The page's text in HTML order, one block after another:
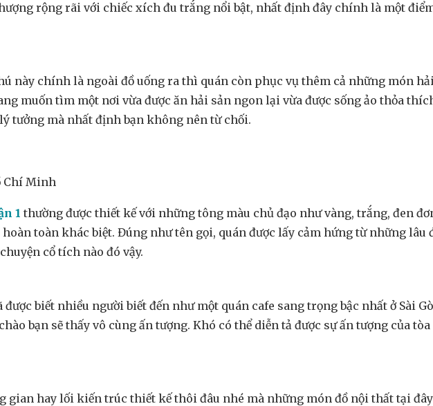
rộng rãi với chiếc xích đu trắng nổi bật, nhất định đây chính là một
này chính là ngoài đồ uống ra thì quán còn phục vụ thêm cả những món
muốn tìm một nơi vừa được ăn hải sản ngon lại vừa được sống ảo thỏa
tưởng mà nhất định bạn không nên từ chối.
Chí Minh
1 thường được thiết kế với những tông màu chủ đạo như vàng, trắng, đen
toàn khác biệt. Đúng như tên gọi, quán được lấy cảm hứng từ những lâu
cổ tích nào đó vậy.
biết nhiều người biết đến như một quán cafe sang trọng bậc nhất ở Sài
bạn sẽ thấy vô cùng ấn tượng. Khó có thể diễn tả được sự ấn tượng của
gian hay lối kiến trúc thiết kế thôi đâu nhé mà những món đồ nội thất tại